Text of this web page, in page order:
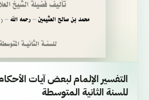
التفسير الإلمام لبعض آيات
للسنة الثانية المتوسطة